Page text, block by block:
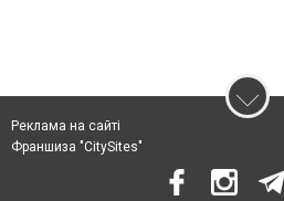
Реклама на сайті
Франшиза "CitySites"